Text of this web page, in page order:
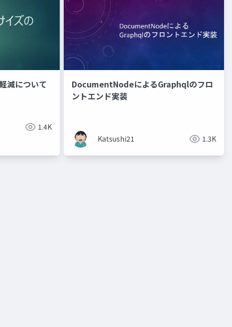
減について
1.4K
DocumentNodeによるGraphqlのフロ
ントエンド実装
Katsushi21 1.3K